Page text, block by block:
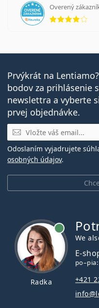
Overený
Prvýkrát na
bodov za prihlásenie
newslettra a vyberte
prvej objednávke.
E-mail
Odoslaním vyjadrujete
osobných údajov.
Radka
We
E-
+421